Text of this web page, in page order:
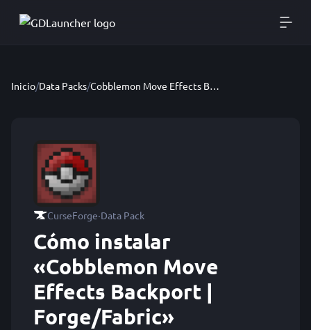
Inicio/Data Packs/ Cobblemon Move Effects Backport | Forge/Fabric
CurseForge·Data Pack
Cómo instalar
«Cobblemon Move
Effects Backport |
Forge/Fabric»